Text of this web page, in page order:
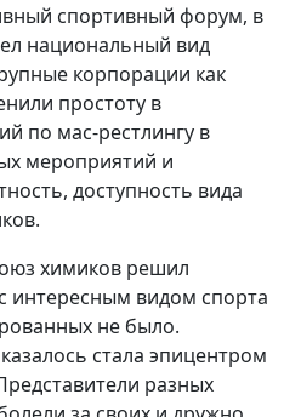
спортивный форум, в
национальный вид
корпорации как
простоту в
по мас-рестлингу в
мероприятий и
доступность вида
химиков решил
интересным видом спорта
не было.
стала эпицентром
разных